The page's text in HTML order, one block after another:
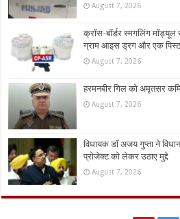
August 7, 2026
क्रॉस-बॉर्डर स्मगलिंग
ग्राम आइस ड्रग और एक
August 7, 2026
हरमनबीर गिल को अमृतसर
August 7, 2026
विधायक डॉ अजय गुप्ता ने
प्रोजेक्ट को लेकर उठाए मुद्दे
August 7, 2026